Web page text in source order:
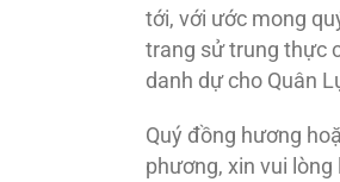
tới, với ước mong
trang sử trung thực
danh dự cho Quân
Quý đồng hương
phương, xin vui lòng